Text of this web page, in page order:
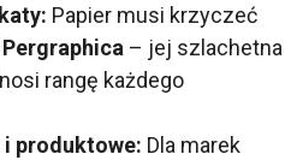
Papier musi krzyczeć
Pergraphica – jej szlachetna
rangę każdego
produktowe: Dla marek